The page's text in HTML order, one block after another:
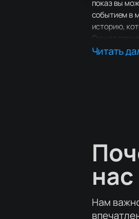
показ вы
событием в
историю,
Сюжет
и младшая,
Купить
Читать
нас
Нам